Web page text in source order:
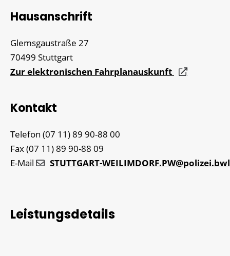
Hausanschrift
Glemsgaustraße 27
70499 Stuttgart
Zur elektronischen Fahrplanauskunft
Kontakt
Telefon (07 11) 89 90-88 00
Fax(07 11) 89 90-88 09
E-Mail
STUTTGART-
Leistungsdetails